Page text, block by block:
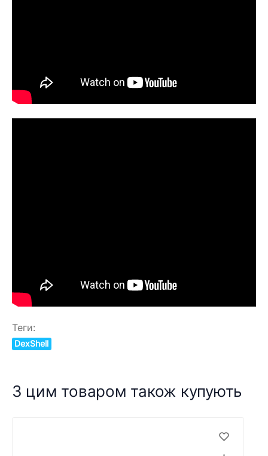
Теги:
DexShell
З цим товаром також купують